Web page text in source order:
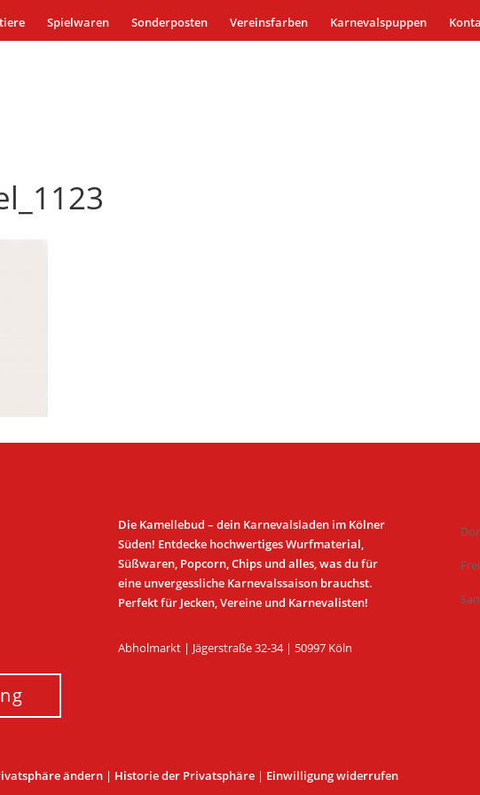
Spielwaren Sonderposten Vereinsfarben Karnevalspuppen
Die Kamellebud – dein Karnevalsladen im Kölner
Süden! Entdecke hochwertiges Wurfmaterial,
Süßwaren, Popcorn, Chips und alles, was du für
eine unvergessliche Karnevalssaison brauchst.
Perfekt für Jecken, Vereine und Karnevalisten!
Abholmarkt | Jägerstraße 32-34 | 50997 Köln
ändern | Historie der Privatsphäre | Einwilligung widerrufen